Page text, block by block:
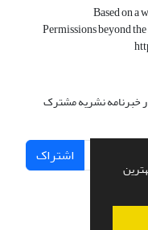
Based on a
Permissions beyond
خبرنامه نشریه مشترک
اشتراک